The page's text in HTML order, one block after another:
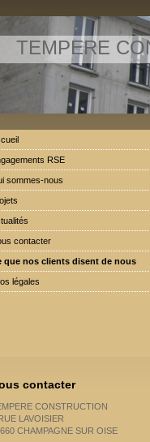
TEMPERE
RSE
sommes-nous
contacter
que nos clients disent de nous
légales
contacter
CONSTRUCTION
LAVOISIER
CHAMPAGNE SUR OISE